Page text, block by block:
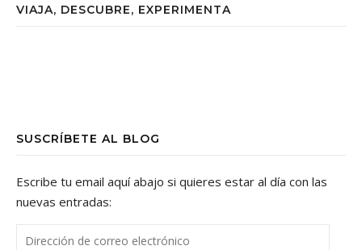
VIAJA, DESCUBRE, EXPERIMENTA
SUSCRÍBETE AL BLOG
Escribe tu email aquí abajo si quieres estar al día con las
nuevas entradas:
Dirección de correo electrónico